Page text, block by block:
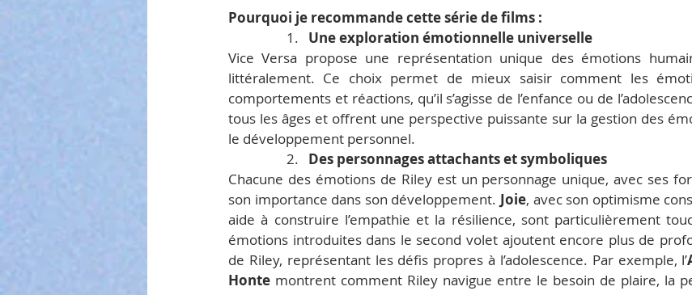
Pourquoi je recommande cette série de films :
1. Une exploration émotionnelle universelle
Vice Versa propose une représentation unique des émotions
littéralement. Ce choix permet de mieux saisir comment les
comportements et réactions, qu’il s’agisse de l’enfance ou de
tous les âges et offrent une perspective puissante sur la gestion des
le développement personnel.
2. Des personnages attachants et symboliques
Chacune des émotions de Riley est un personnage unique, avec ses
son importance dans son développement. Joie, avec son optimisme
aide à construire l’empathie et la résilience, sont particulièrement
émotions introduites dans le second volet ajoutent encore plus de
de Riley, représentant les défis propres à l’adolescence. Par exemple, l’
Honte montrent comment Riley navigue entre le besoin de plaire, la